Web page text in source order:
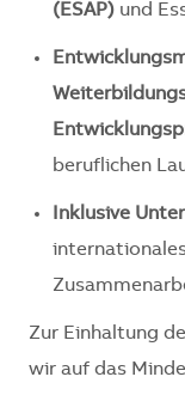
(ESAP) und
beruflichen
Inklusive
Zur Einhaltung
wir auf das